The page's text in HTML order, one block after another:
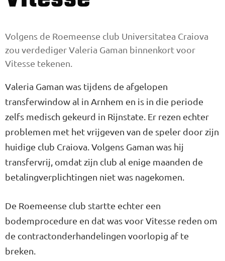
Volgens de Roemeense club Universitatea Craiova
zou verdediger Valeria Gaman binnenkort voor
Vitesse tekenen.
Valeria Gaman was tijdens de afgelopen
transferwindow al in Arnhem en is in die periode
zelfs medisch gekeurd in Rijnstate. Er rezen echter
problemen met het vrijgeven van de speler door zijn
huidige club Craiova. Volgens Gaman was hij
transfervrij, omdat zijn club al enige maanden de
betalingverplichtingen niet was nagekomen.
De Roemeense club startte echter een
bodemprocedure en dat was voor Vitesse reden om
de contractonderhandelingen voorlopig af te
breken.